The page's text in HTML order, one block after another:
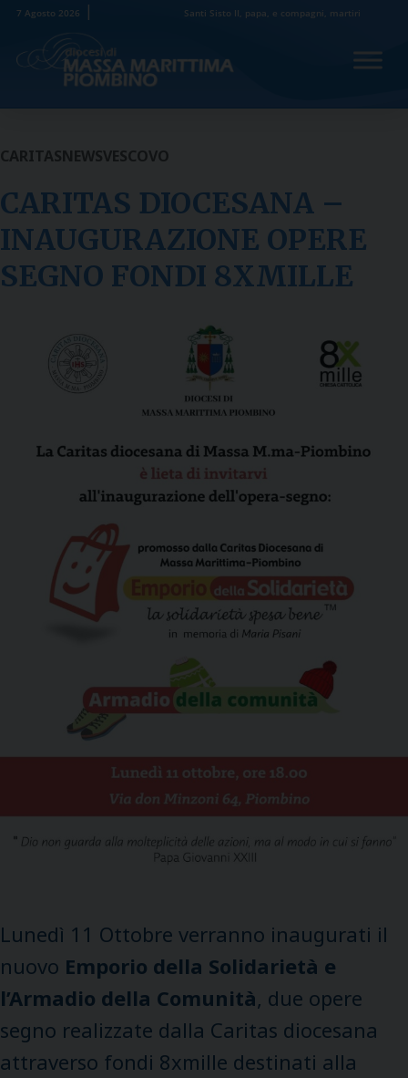
Skip
content
7 Agosto 2026 Santi Sisto II, papa, e compagni, martiri
CARITASNEWSVESCOVO
CARITAS DIOCESANA –
INAUGURAZIONE OPERE
SEGNO FONDI 8XMILLE
Lunedì 11 Ottobre verranno inaugurati il
nuovo Emporio della Solidarietà e
l’Armadio della Comunità, due opere
segno realizzate dalla Caritas diocesana
attraverso fondi 8xmille destinati alla